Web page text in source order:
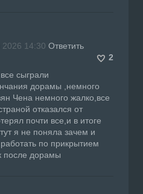
2026 14:30 Ответить
2
сыграли
дорамы ,немного
Чена немного жалко,все
отказался от
почти все,и в итоге
я не поняла зачем и
по прикрытием
после дорамы